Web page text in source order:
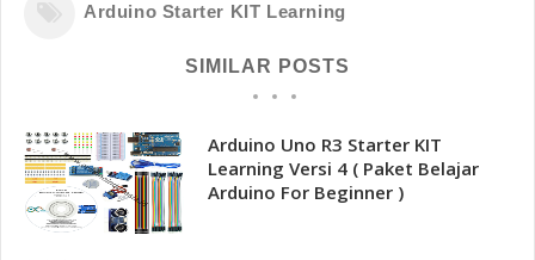
Arduino Starter KIT Learning
SIMILAR POSTS
Arduino Uno R3 Starter KIT
Learning Versi 4 ( Paket Belajar
Arduino For Beginner )